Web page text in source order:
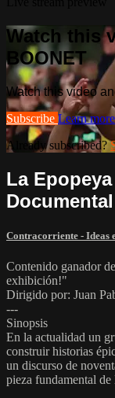
Watch this
BOONET
Watch this video
Subscribe Learn more
Already subscribed?
La
Documental
Contracorriente - Ideas
Contenido ganador
exhibición!"
Dirigido por: Juan
---
Sinopsis
En la actualidad un
construir historias
un discurso de
pieza fundamental